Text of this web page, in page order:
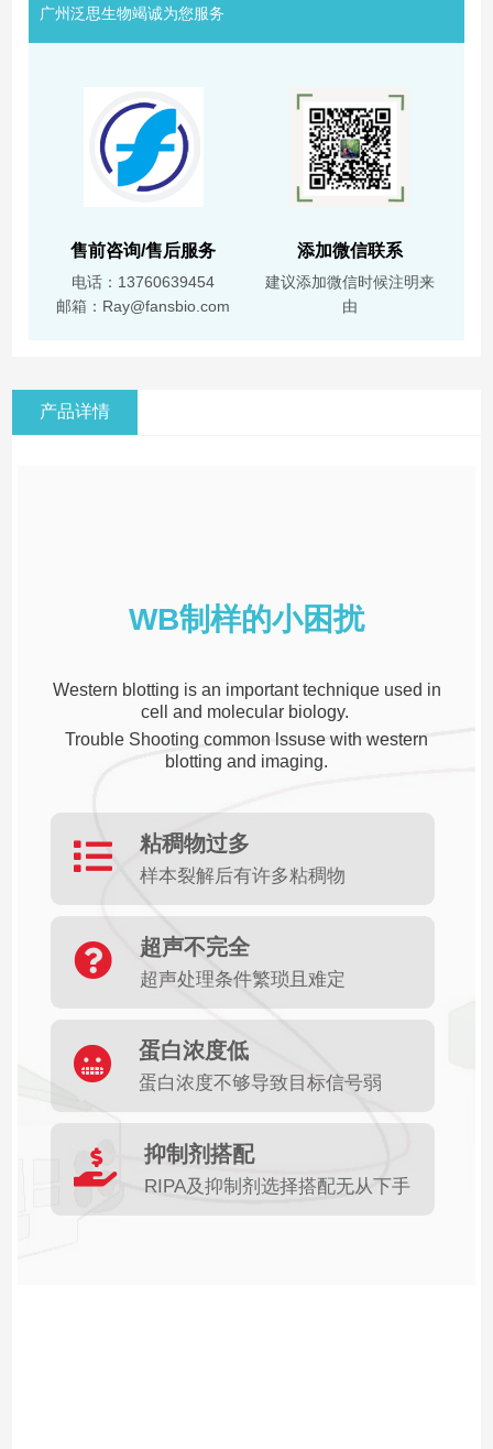
广州泛思生物竭诚为您服务
售前咨询/售后服务
电话：13760639454
邮箱：Ray@fansbio.com
添加微信联系
建议添加微信时候注明来
由
产品详情
WB制样的小困扰
Western blotting is an important technique used in
cell and molecular biology.
Trouble Shooting common lssuse with western
blotting and imaging.
粘稠物过多
样本裂解后有许多粘稠物
超声不完全
超声处理条件繁琐且难定
蛋白浓度低
蛋白浓度不够导致目标信号弱
抑制剂搭配
RIPA及抑制剂选择搭配无从下手